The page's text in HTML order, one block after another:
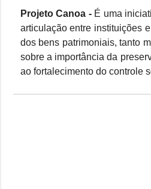
Projeto Canoa -É uma
articulação entre instituições
dos bens patrimoniais, tanto
sobre a importância da
ao fortalecimento do controle